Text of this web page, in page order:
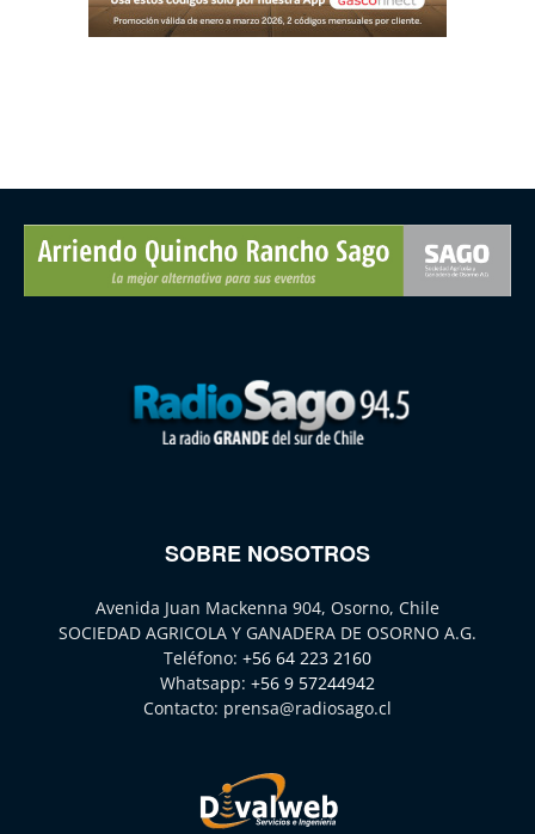
SOBRE NOSOTROS
Avenida Juan Mackenna 904, Osorno, Chile
SOCIEDAD AGRICOLA Y GANADERA DE OSORNO A.G.
Teléfono: +56 64 223 2160
Whatsapp: +56 9 57244942
Contacto: prensa@radiosago.cl